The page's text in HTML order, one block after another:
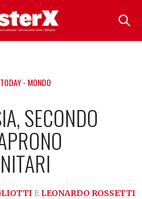
TODAY - MONDO
SECONDO
E LEONARDO ROSSETTI